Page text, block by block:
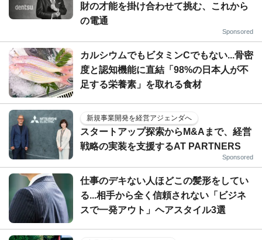
財の才能を掛け合わせて挑む、これから
の電通
Sponsored
カルシウムでもビタミンCでもない...骨密
度と認知機能に直結「98%の日本人が不
足する栄養素」を取れる食材
新規事業開発を経営アジェンダへ
スタートアップ探索からM&Aまで、経営
戦略の実装を支援するAT PARTNERS
Sponsored
仕事のデキない人ほどこの髪形をしてい
る...相手から全く信頼されない「ビジネ
スで一発アウト」ヘアスタイル3選